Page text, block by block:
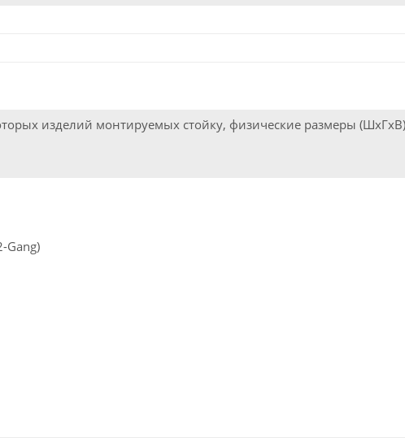
изделий монтируемых стойку, физические размеры (ШxГxВ)
Gang)